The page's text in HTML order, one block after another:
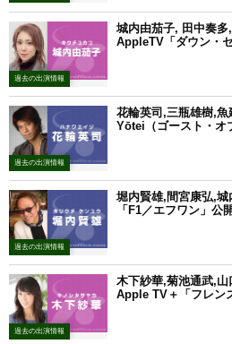
過去の出演情報
城内由茄子, 田中奏
AppleTV「ダウン・
過去の出演情報
花輪英司,三瓶雄樹,
Yōtei（ゴースト・オ
過去の出演情報
堀内賢雄,間宮康弘,
「F1／エフワン」公
過去の出演情報
木下紗華,菊池通武,
Apple TV＋「フレン